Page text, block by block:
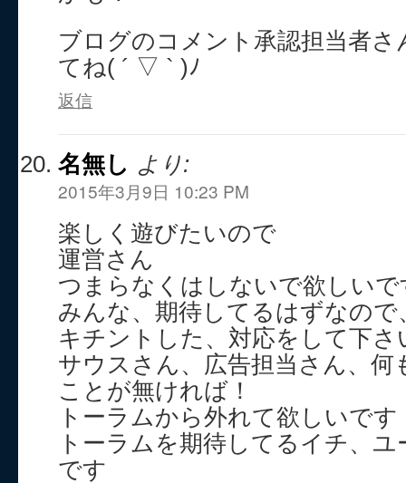
ブログのコメント承認担当者さ
てね( ´ ▽ ` )ﾉ
返信
名無し より:
2015年3月9日 10:23 PM
楽しく遊びたいので
運営さん
つまらなくはしないで欲しいで
みんな、期待してるはずなの
キチントした、対応をして下さ
サウスさん、広告担当さん、何
ことが無ければ！
トーラムから外れて欲しいです
トーラムを期待してるイチ、
です